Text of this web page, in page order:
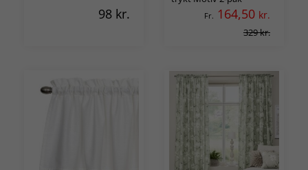
98 kr. Fr. 164,50 kr.
329 kr.